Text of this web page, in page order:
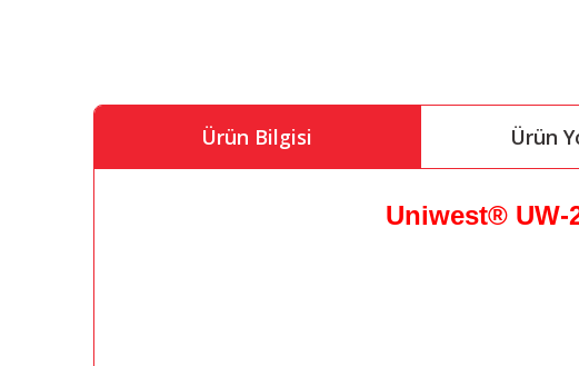
Ürün Bilgisi Ürün
Uniwest® UW-